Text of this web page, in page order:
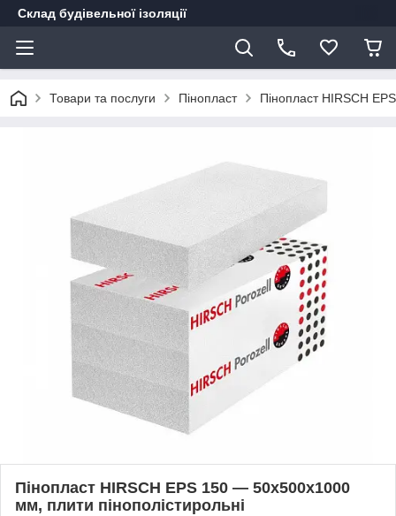
Склад будівельної ізоляції
Товари та послуги Пінопласт Пінопласт HIRSCH
Пінопласт HIRSCH EPS 150 — 50х500х1000
мм, плити пінополістирольні